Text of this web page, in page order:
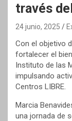
través
24 junio, 2025
Con el objetivo
fortalecer el
Instituto de las
impulsando
Centros LIBRE.
Marcia
una jornada de